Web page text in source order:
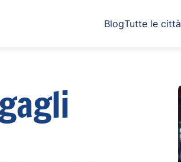
BlogTutte le città